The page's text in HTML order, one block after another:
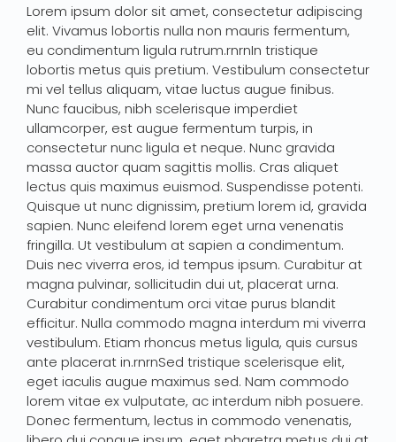
Lorem ipsum dolor sit amet, consectetur adipiscing
elit. Vivamus lobortis nulla non mauris fermentum,
eu condimentum ligula rutrum.rnrnIn tristique
lobortis metus quis pretium. Vestibulum consectetur
mi vel tellus aliquam, vitae luctus augue finibus.
Nunc faucibus, nibh scelerisque imperdiet
ullamcorper, est augue fermentum turpis, in
consectetur nunc ligula et neque. Nunc gravida
massa auctor quam sagittis mollis. Cras aliquet
lectus quis maximus euismod. Suspendisse potenti.
Quisque ut nunc dignissim, pretium lorem id, gravida
sapien. Nunc eleifend lorem eget urna venenatis
fringilla. Ut vestibulum at sapien a condimentum.
Duis nec viverra eros, id tempus ipsum. Curabitur at
magna pulvinar, sollicitudin dui ut, placerat urna.
Curabitur condimentum orci vitae purus blandit
efficitur. Nulla commodo magna interdum mi viverra
vestibulum. Etiam rhoncus metus ligula, quis cursus
ante placerat in.rnrnSed tristique scelerisque elit,
eget iaculis augue maximus sed. Nam commodo
lorem vitae ex vulputate, ac interdum nibh posuere.
Donec fermentum, lectus in commodo venenatis,